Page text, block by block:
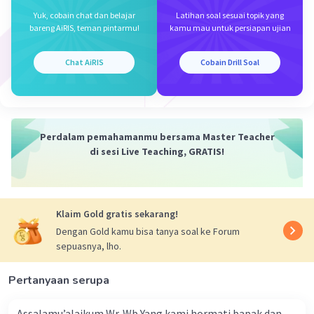
Yuk, cobain chat dan belajar
bareng AiRIS, teman pintarmu!
Chat AiRIS
Latihan soal sesuai topik yang
kamu mau untuk persiapan ujian
Cobain Drill Soal
Perdalam pemahamanmu bersama Master Teacher
di sesi Live Teaching, GRATIS!
Klaim Gold gratis sekarang!
Dengan Gold kamu bisa tanya soal ke Forum
sepuasnya, lho.
Pertanyaan serupa